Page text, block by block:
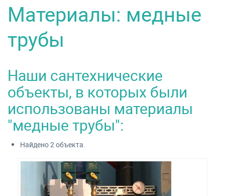
Материалы: медные
трубы
Наши сантехнические
объекты, в которых были
использованы материалы
"медные трубы":
Найдено 2 объекта.